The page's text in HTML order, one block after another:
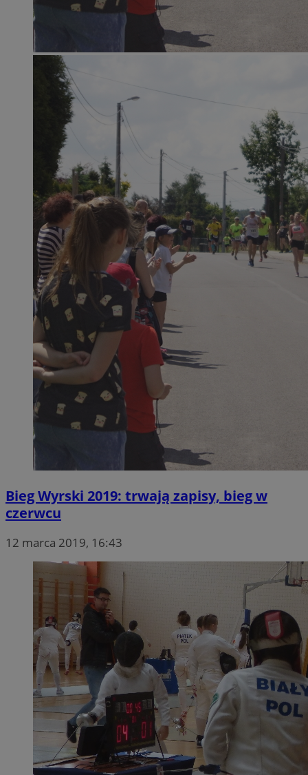
Bieg Wyrski 2019: trwają zapisy, bieg w
czerwcu
12 marca 2019, 16:43